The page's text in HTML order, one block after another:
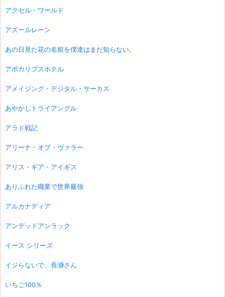
アクセル・ワールド
アズールレーン
あの日見た花の名前を僕達はまだ知らない。
アポカリプスホテル
アメイジング・デジタル・サーカス
あやかしトライアングル
アラド戦記
アリーナ・オブ・ヴァラー
アリス・ギア・アイギス
ありふれた職業で世界最強
アルカナディア
アンデッドアンラック
イース シリーズ
イジらないで、長瀞さん
いちご100％